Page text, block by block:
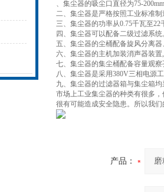
、集尘器的吸尘口直径为75-
二、集尘器是严格按照工业标准
三、集尘器的功率从0.75千瓦至22
四、集尘器可以配备二级过滤系统
五、集尘器的尘桶配备旋风分离
六、集尘器的主机加装消声器装
七、集尘器的集尘桶配备容量观
八、集尘器是采用380V三相电源
九、集尘器的过滤器箱与集尘箱
市场上工业集尘器的种类有很多
很有可能造成安全隐患。所以我
产品：